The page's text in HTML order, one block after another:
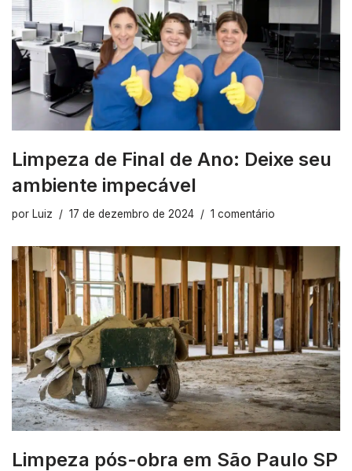
Limpeza de Final de Ano: Deixe seu
ambiente impecável
por Luiz 17 de dezembro de 2024 1 comentário
Limpeza pós-obra em São Paulo SP